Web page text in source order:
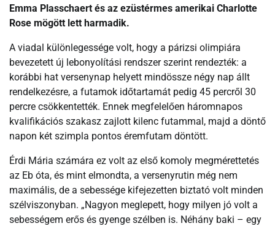
Emma Plasschaert és az ezüstérmes amerikai Charlotte
Rose mögött lett harmadik.
A viadal különlegessége volt, hogy a párizsi olimpiára
bevezetett új lebonyolítási rendszer szerint rendezték: a
korábbi hat versenynap helyett mindössze négy nap állt
rendelkezésre, a futamok időtartamát pedig 45 percről 30
percre csökkentették. Ennek megfelelően háromnapos
kvalifikációs szakasz zajlott kilenc futammal, majd a döntő
napon két szimpla pontos éremfutam döntött.
Érdi Mária számára ez volt az első komoly megmérettetés
az Eb óta, és mint elmondta, a versenyrutin még nem
maximális, de a sebessége kifejezetten biztató volt minden
szélviszonyban. „Nagyon meglepett, hogy milyen jó volt a
sebességem erős és gyenge szélben is. Néhány baki – egy